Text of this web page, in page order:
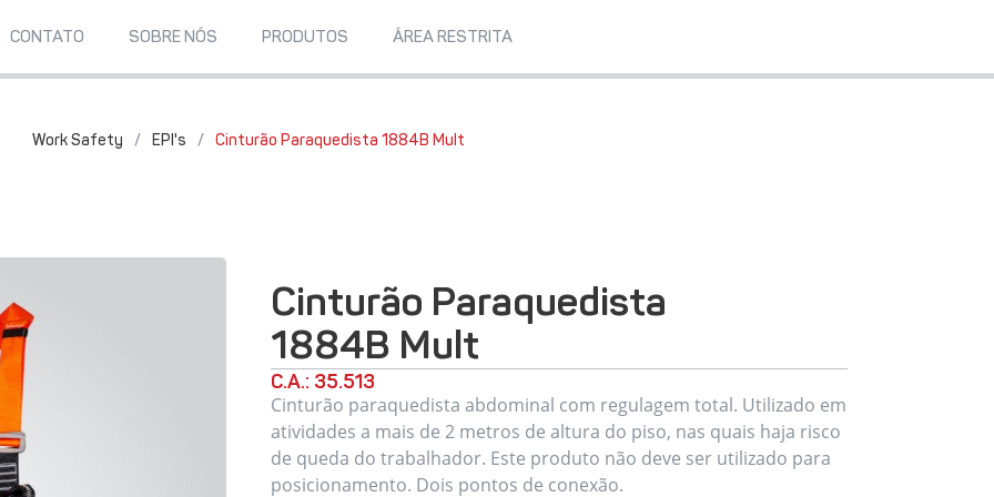
CONTATO SOBRE NÓS PRODUTOS ÁREA RESTRITA
Work Safety / EPI's / Cinturão Paraquedista 1884B Mult
Cinturão Paraquedista
1884B Mult
C.A.: 35.513
Cinturão paraquedista abdominal com regulagem total. Utilizado em
atividades a mais de 2 metros de altura do piso, nas quais haja risco
de queda do trabalhador. Este produto não deve ser utilizado para
posicionamento. Dois pontos de conexão.